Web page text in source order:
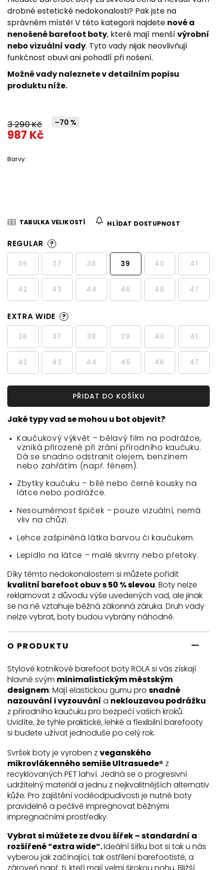
z
5
hvězdiček.
Barvy:
3 290 Kč –70 %
987 Kč
TABULKA VELIKOSTÍ HLÍDAT DOSTUPNOST
REGULAR ?
36 37 38 39 40 41
42 43 44 45 46 47
EXTRA WIDE ?
36 37 38 39 40 41
42 43 44 45 46 47
PŘIDAT DO KOŠÍKU
drobné estetické nedokonalosti? Pak jste na
správném místě! V této kategorii najdete nové a
nenošené barefoot boty, které mají menšívýrobní
nebo vizuální vady. Tyto vady nijak neovlivňují
funkčnost obuvi ani pohodlí při nošení.
Možné vady naleznete v detailním popisu
produktu níže.
Jaké typy vad se mohou u bot objevit?
Kaučukový výkvět – bělavý film na podrážce,
vzniká přirozeně při zrání přírodního kaučuku.
Dá se snadno odstranit olejem, benzínem
nebo zahřátím (např. fénem).
Zbytky kaučuku – bílé nebo černé kousky na
látce nebo podrážce.
Nesouměrnost špiček – pouze vizuální, nemá
vliv na chůzi.
Lehce zašpiněná látka barvou či kaučukem.
Lepidlo na látce – malé skvrny nebo přetoky.
Díky těmto nedokonalostem si můžete pořídit
kvalitní barefoot obuv s 50 % slevou. Boty nelze
reklamovat z důvodu výše uvedených vad, ale jinak
se na ně vztahuje běžná zákonná záruka. Druh vady
nelze vybrat, boty budou vybrány náhodně.
O PRODUKTU
Stylové kotníkové barefoot boty ROLA si vás získají
hlavně svým minimalistickým městským
designem. Mají elastickou gumu pro snadné
nazouvání i vyzouvání a neklouzavou podrážku
z přírodního kaučuku pro bezpečí vašich kroků.
Uvidíte, že tyhle praktické, lehké a flexibilní barefooty
si budete užívat jednoduše po celý rok.
Svršek boty je vyroben z veganského
mikrovlákenného semiše Ultrasuede® z
recyklovaných PET lahví. Jedná se o progresivní
udržitelný materiál a jednu z nejkvalitnějších alternativ
kůže. Pro zajištění voděodpudivosti je nutné boty
pravidelně a pečlivě impregnovat běžnými
impregnačními prostředky.
Vybrat si můžete ze dvou šířek – standardní a
rozšířené “extra wide“.Ideální šířku bot si tak u nás
vyberou jak začínající, tak ostřílení barefootisté, a
zároveň např. ti, kteří mají velmi širokou nohu. Bližší